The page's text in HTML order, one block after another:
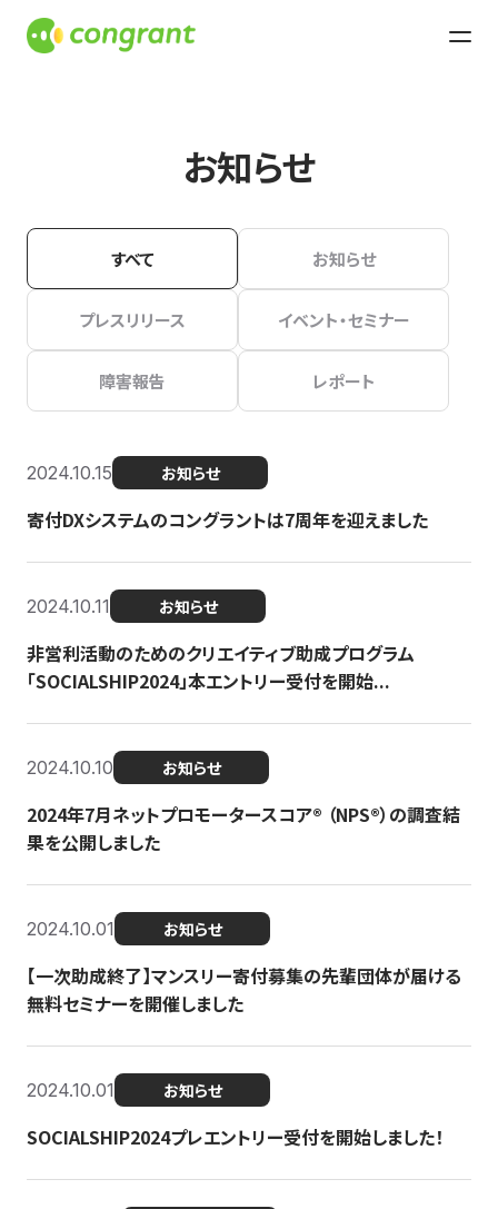
お知らせ
すべて お知らせ
プレスリリース イベント・セミナー
障害報告 レポート
2024.10.15 お知らせ
寄付DXシステムのコングラントは7周年を迎えました
2024.10.11 お知らせ
非営利活動のためのクリエイティブ助成プログラム
「SOCIALSHIP2024」本エントリー受付を開始...
2024.10.10 お知らせ
2024年7月ネットプロモータースコア®︎ （NPS®︎）の調査結
果を公開しました
2024.10.01 お知らせ
【一次助成終了】マンスリー寄付募集の先輩団体が届ける
無料セミナーを開催しました
2024.10.01 お知らせ
SOCIALSHIP2024プレエントリー受付を開始しました！